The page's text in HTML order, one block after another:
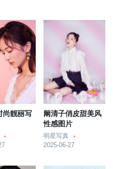
尚靓丽写
阚清子俏皮甜美风
性感图片
明星写真
2025-06-27